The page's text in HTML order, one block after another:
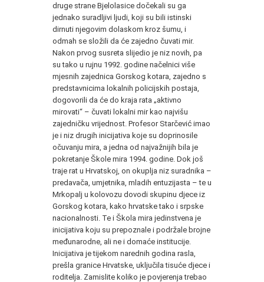
druge strane Bjelolasice dočekali su ga
jednako suradljivi ljudi, koji su bili istinski
dirnuti njegovim dolaskom kroz šumu, i
odmah se složili da će zajedno čuvati mir.
Nakon prvog susreta slijedio je niz novih, pa
su tako u rujnu 1992. godine načelnici više
mjesnih zajednica Gorskog kotara, zajedno s
predstavnicima lokalnih policijskih postaja,
dogovorili da će do kraja rata „aktivno
mirovati“ – čuvati lokalni mir kao najvišu
zajedničku vrijednost. Profesor Starčević imao
je i niz drugih inicijativa koje su doprinosile
očuvanju mira, a jedna od najvažnijih bila je
pokretanje Škole mira 1994. godine. Dok još
traje rat u Hrvatskoj, on okuplja niz suradnika –
predavača, umjetnika, mladih entuzijasta – te u
Mrkopalj u kolovozu dovodi skupinu djece iz
Gorskog kotara, kako hrvatske tako i srpske
nacionalnosti. Te i Škola mira jedinstvena je
inicijativa koju su prepoznale i podržale brojne
međunarodne, ali ne i domaće institucije.
Inicijativa je tijekom narednih godina rasla,
prešla granice Hrvatske, uključila tisuće djece i
roditelja. Zamislite koliko je povjerenja trebao